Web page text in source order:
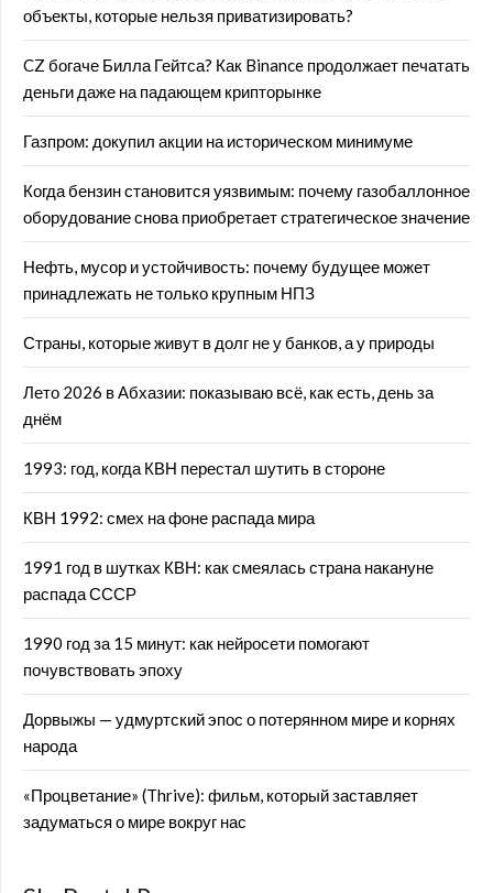
объекты, которые нельзя приватизировать?
CZ богаче Билла Гейтса? Как Binance продолжает печатать
деньги даже на падающем крипторынке
Газпром: докупил акции на историческом минимуме
Когда бензин становится уязвимым: почему газобаллонное
оборудование снова приобретает стратегическое значение
Нефть, мусор и устойчивость: почему будущее может
принадлежать не только крупным НПЗ
Страны, которые живут в долг не у банков, а у природы
Лето 2026 в Абхазии: показываю всё, как есть, день за
днём
1993: год, когда КВН перестал шутить в стороне
КВН 1992: смех на фоне распада мира
1991 год в шутках КВН: как смеялась страна накануне
распада СССР
1990 год за 15 минут: как нейросети помогают
почувствовать эпоху
Дорвыжы — удмуртский эпос о потерянном мире и корнях
народа
«Процветание» (Thrive): фильм, который заставляет
задуматься о мире вокруг нас